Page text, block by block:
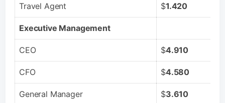
Travel Agent $1.420
Executive Management
CEO $4.910
CFO $4.580
General Manager $3.610